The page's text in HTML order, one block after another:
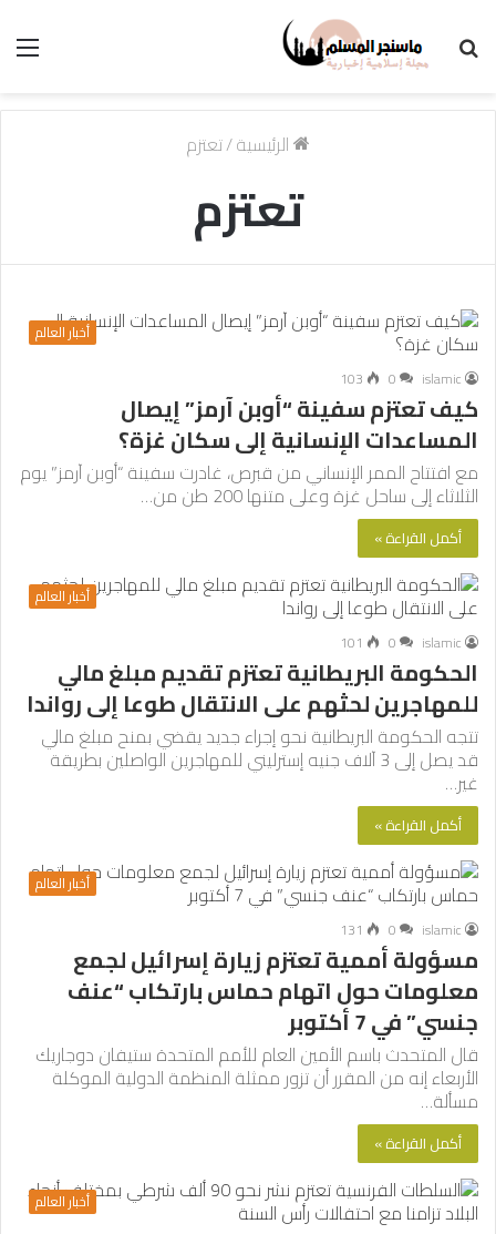
الرئيسية/تعتزم
تعتزم
أخبار العالم
islamic
0
103
كيف تعتزم سفينة “أوبن آرمز” إيصال
المساعدات الإنسانية إلى سكان غزة؟
مع افتتاح الممر الإنساني من قبرص، غادرت سفينة “أوبن آرمز” يوم
الثلاثاء إلى ساحل غزة وعلى متنها 200 طن من…
أكمل القراءة »
أخبار العالم
islamic
0
101
الحكومة البريطانية تعتزم تقديم مبلغ مالي
للمهاجرين لحثهم على الانتقال طوعا إلى رواندا
تتجه الحكومة البريطانية نحو إجراء جديد يقضي بمنح مبلغ مالي
قد يصل إلى 3 آلاف جنيه إسترليني للمهاجرين الواصلين بطريقة
غير…
أكمل القراءة »
أخبار العالم
islamic
0
131
مسؤولة أممية تعتزم زيارة إسرائيل لجمع
معلومات حول اتهام حماس بارتكاب “عنف
جنسي” في 7 أكتوبر
قال المتحدث باسم الأمين العام للأمم المتحدة ستيفان دوجاريك
الأربعاء إنه من المقرر أن تزور ممثلة المنظمة الدولية الموكلة
مسألة…
أكمل القراءة »
أخبار العالم